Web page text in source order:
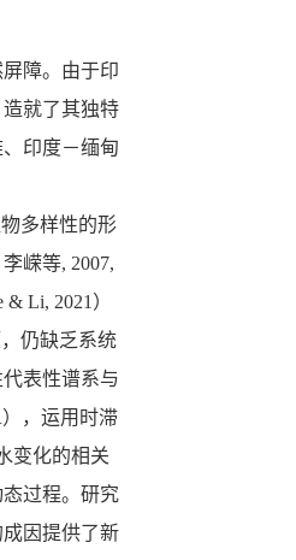
障。由于印
就了其独特
印度－缅甸
多样性的形
李嵘等, 2007,
& Li, 2021 ）
仍缺乏系统
表性谱系与
），运用时滞
变化的相关
过程。研究
因提供了新